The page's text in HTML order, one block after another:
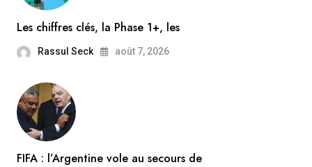
Les chiffres clés, la Phase 1+, les
Rassul Seck août 7, 2026
FIFA : l’Argentine vole au secours de